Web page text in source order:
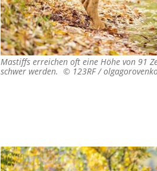
Mastiffs erreichen oft eine Höhe von 91
schwer werden. © 123RF / olgagorovenko